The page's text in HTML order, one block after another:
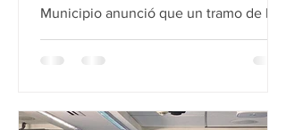
Municipio anunció que un tramo de las
de circulación a partir del martes 24 de
que la dirección de la calle Zaragoza